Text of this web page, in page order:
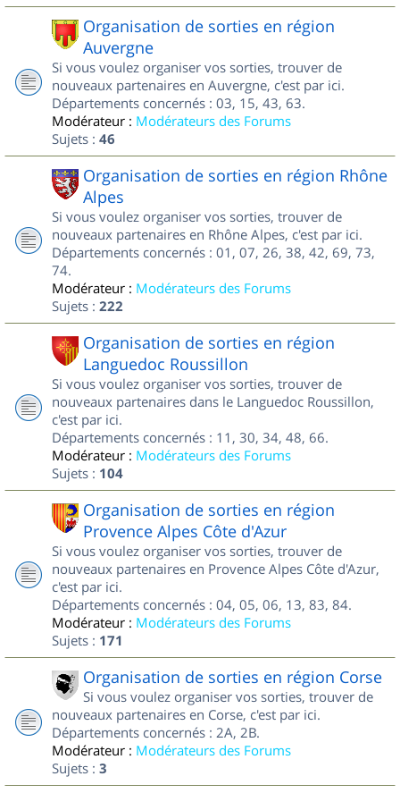
Organisation de sorties en région
Auvergne
Si vous voulez organiser vos sorties, trouver de
nouveaux partenaires en Auvergne, c'est par ici.
Départements concernés : 03, 15, 43, 63.
Modérateur : Modérateurs des Forums
Sujets : 46
Organisation de sorties en région Rhône
Alpes
Si vous voulez organiser vos sorties, trouver de
nouveaux partenaires en Rhône Alpes, c'est par ici.
Départements concernés : 01, 07, 26, 38, 42, 69, 73,
74.
Modérateur : Modérateurs des Forums
Sujets : 222
Organisation de sorties en région
Languedoc Roussillon
Si vous voulez organiser vos sorties, trouver de
nouveaux partenaires dans le Languedoc Roussillon,
c'est par ici.
Départements concernés : 11, 30, 34, 48, 66.
Modérateur : Modérateurs des Forums
Sujets : 104
Organisation de sorties en région
Provence Alpes Côte d'Azur
Si vous voulez organiser vos sorties, trouver de
nouveaux partenaires en Provence Alpes Côte d'Azur,
c'est par ici.
Départements concernés : 04, 05, 06, 13, 83, 84.
Modérateur : Modérateurs des Forums
Sujets : 171
Organisation de sorties en région Corse
Si vous voulez organiser vos sorties, trouver de
nouveaux partenaires en Corse, c'est par ici.
Départements concernés : 2A, 2B.
Modérateur : Modérateurs des Forums
Sujets : 3